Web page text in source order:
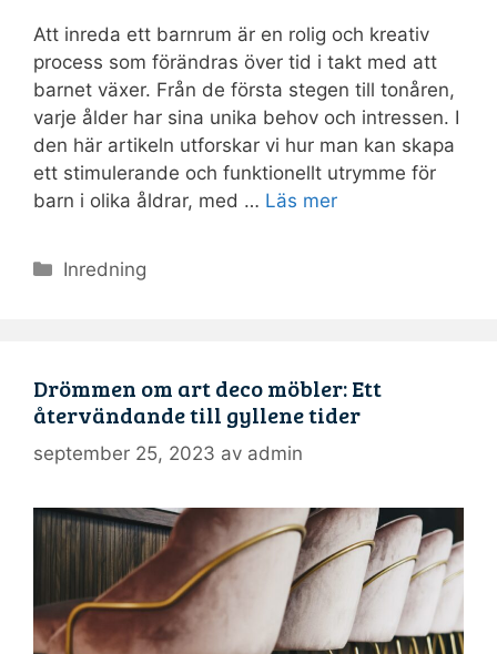
Att inreda ett barnrum är en rolig och kreativ
process som förändras över tid i takt med att
barnet växer. Från de första stegen till tonåren,
varje ålder har sina unika behov och intressen. I
den här artikeln utforskar vi hur man kan skapa
ett stimulerande och funktionellt utrymme för
barn i olika åldrar, med … Läs mer
Kategorier
Inredning
Drömmen om art deco möbler: Ett
återvändande till gyllene tider
september 25, 2023 av admin